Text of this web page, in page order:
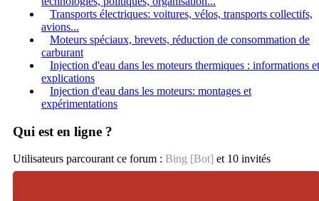
Transports électriques: voitures, vélos, transports collectifs,
avions...
Moteurs spéciaux, brevets, réduction de consommation de
carburant
Injection d'eau dans les moteurs thermiques : informations et
explications
Injection d'eau dans les moteurs: montages et
expérimentations
Qui est en ligne ?
Utilisateurs parcourant ce forum : Bing [Bot] et 10 invités